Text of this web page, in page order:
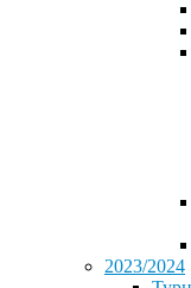
2023/2024